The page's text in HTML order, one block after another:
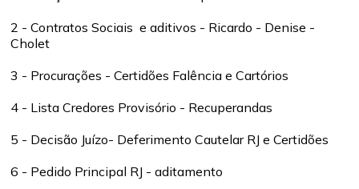
2 - Contratos Sociais e aditivos - Ricardo - Denise -
Cholet
3 - Procurações - Certidões Falência e Cartórios
4 - Lista Credores Provisório - Recuperandas
5 - Decisão Juízo- Deferimento Cautelar RJ e Certidões
6 - Pedido Principal RJ - aditamento